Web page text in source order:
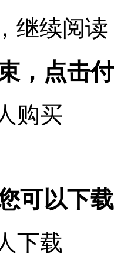
继续阅读
，点击
购买
可以下
下载